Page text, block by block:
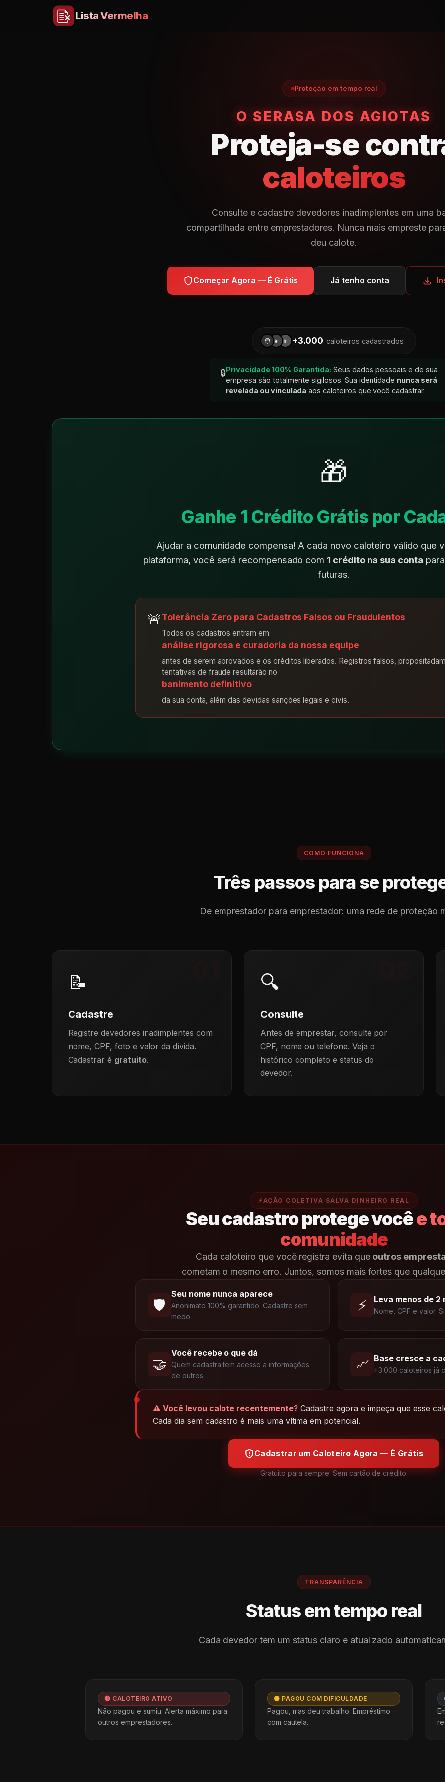
Lista Vermelha
Proteção em tempo real
O SERASA DOS AGIOTAS
Proteja-se
caloteiros
Consulte e cadastre devedores inadimplentes em uma
compartilhada entre emprestadores. Nunca mais empreste
deu calote.
Começar Agora — É Grátis Já tenho conta
🧑 👩 👨 +3.000 caloteiros cadastrados
🔒Privacidade 100% Garantida: Seus dados pessoais e de sua
empresa são totalmente sigilosos. Sua identidade nunca será
revelada ou vinculada aos caloteiros que você cadastrar.
🎁
Ganhe 1 Crédito Grátis por
Ajudar a comunidade compensa! A cada novo caloteiro válido que
plataforma, você será recompensado com 1 crédito na sua conta
futuras.
🚨Tolerância Zero para Cadastros Falsos ou Fraudulentos
Todos os cadastros entram em
análise rigorosa e curadoria da nossa equipe
antes de serem aprovados e os créditos liberados. Registros falsos,
tentativas de fraude resultarão no
banimento definitivo
da sua conta, além das devidas sanções legais e civis.
COMO FUNCIONA
Três passos para se
De emprestador para emprestador: uma rede de proteção
📝
Cadastre
Registre devedores inadimplentes com
nome, CPF, foto e valor da dívida.
Cadastrar é gratuito.
🔍
Consulte
Antes de emprestar, consulte por
CPF, nome ou telefone. Veja o
histórico completo e status do
devedor.
⚡AÇÃO COLETIVA SALVA DINHEIRO REAL
Seu cadastro protege vocêe
comunidade
Cada caloteiro que você registra evita que outros
cometam o mesmo erro. Juntos, somos mais fortes que
🛡️
Seu nome nunca aparece
Anonimato 100% garantido. Cadastre sem
medo.
⚡ Leva menos de 2
Nome, CPF e valor.
🤝
Você recebe o que dá
Quem cadastra tem acesso a informações
de outros.
📈 Base cresce a
+3.000 caloteiros já
⚠️ Você levou calote recentemente? Cadastre agora e impeça que esse
Cada dia sem cadastro é mais uma vítima em potencial.
Cadastrar um Caloteiro Agora — É Grátis
Gratuito para sempre. Sem cartão de crédito.
TRANSPARÊNCIA
Status em tempo real
Cada devedor tem um status claro e atualizado
🔴 CALOTEIRO ATIVO
Não pagou e sumiu. Alerta máximo para
outros emprestadores.
🟡 PAGOU COM DIFICULDADE
Pagou, mas deu trabalho. Empréstimo
com cautela.